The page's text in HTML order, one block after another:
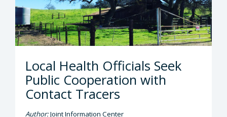
Local Health Officials Seek
Public Cooperation with
Contact Tracers
Author:Joint Information Center